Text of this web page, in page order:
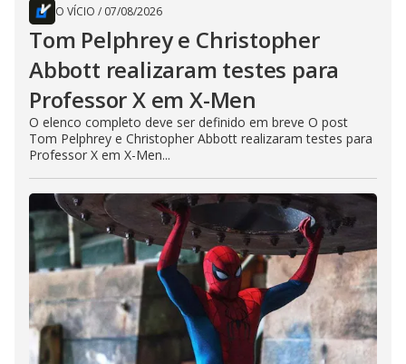
O VÍCIO / 07/08/2026
Tom Pelphrey e Christopher
Abbott realizaram testes para
Professor X em X-Men
O elenco completo deve ser definido em breve O post
Tom Pelphrey e Christopher Abbott realizaram testes para
Professor X em X-Men...